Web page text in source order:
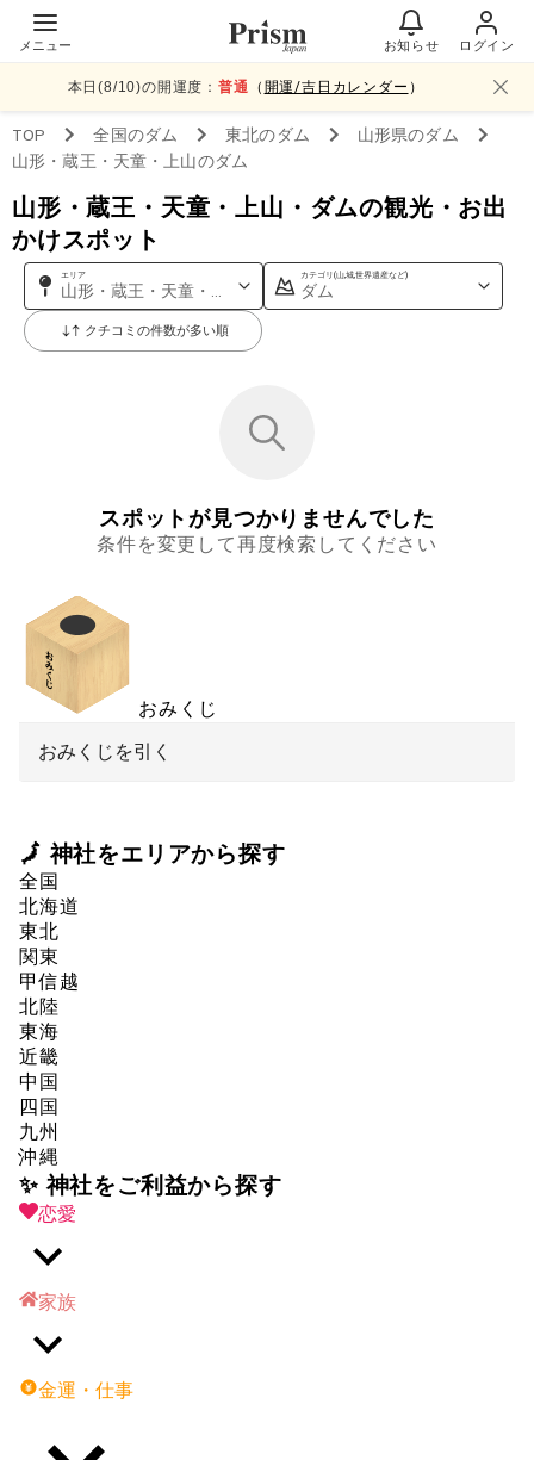
メニュー お知らせ ログイン
本日(8/10)の開運度：普通 （ 開運/吉日カレンダー ）
TOP 全国のダム 東北のダム 山形県のダム
山形・蔵王・天童・上山のダム
山形・蔵王・天童・上山・ダムの観光・お出
かけスポット
エリア
山形・蔵王・天童・上山
カテゴリ(山,城,世界遺産など)
ダム
クチコミの件数が多い順
スポットが見つかりませんでした
条件を変更して再度検索してください
おみくじ
おみくじを引く
🗾 神社をエリアから探す
全国
北海道
東北
関東
甲信越
北陸
東海
近畿
中国
四国
九州
沖縄
✨ 神社をご利益から探す
恋愛
家族
金運・仕事